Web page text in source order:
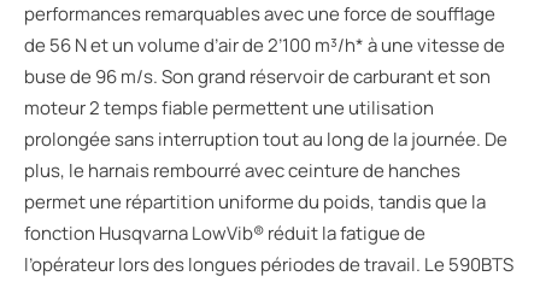
performances remarquables avec une force de soufflage
de 56 N et un volume d’air de 2’100 m³/h* à une vitesse de
buse de 96 m/s. Son grand réservoir de carburant et son
moteur 2 temps fiable permettent une utilisation
prolongée sans interruption tout au long de la journée. De
plus, le harnais rembourré avec ceinture de hanches
permet une répartition uniforme du poids, tandis que la
fonction Husqvarna LowVib® réduit la fatigue de
l’opérateur lors des longues périodes de travail. Le 590BTS